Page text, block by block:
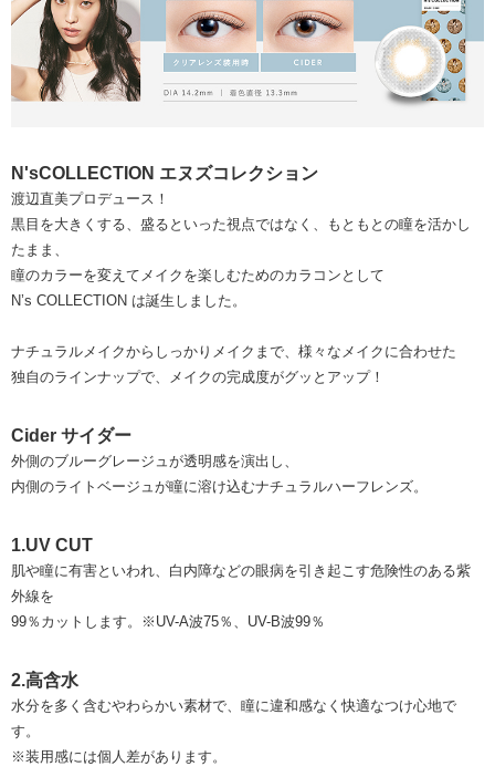
N'sCOLLECTION エヌズコレクション
渡辺直美プロデュース！
黒目を大きくする、盛るといった視点ではなく、もともとの瞳を活かし
たまま、
瞳のカラーを変えてメイクを楽しむためのカラコンとして
N’s COLLECTION は誕生しました。
ナチュラルメイクからしっかりメイクまで、様々なメイクに合わせた
独自のラインナップで、メイクの完成度がグッとアップ！
Cider サイダー
外側のブルーグレージュが透明感を演出し、
内側のライトベージュが瞳に溶け込むナチュラルハーフレンズ。
1.UV CUT
肌や瞳に有害といわれ、白内障などの眼病を引き起こす危険性のある紫
外線を
99％カットします。※UV-A波75％、UV-B波99％
2.高含水
水分を多く含むやわらかい素材で、瞳に違和感なく快適なつけ心地で
す。
※装用感には個人差があります。